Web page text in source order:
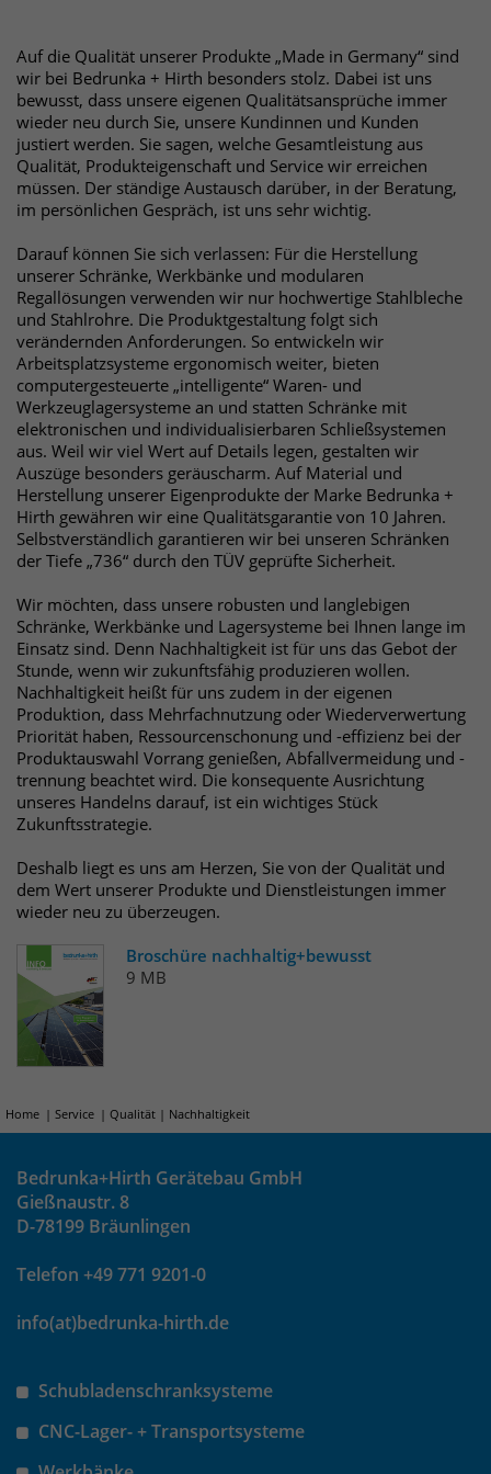
Auf die Qualität unserer Produkte „Made in Germany“ sind
wir bei Bedrunka + Hirth besonders stolz. Dabei ist uns
bewusst, dass unsere eigenen Qualitätsansprüche immer
wieder neu durch Sie, unsere Kundinnen und Kunden
justiert werden. Sie sagen, welche Gesamtleistung aus
Qualität, Produkteigenschaft und Service wir erreichen
müssen. Der ständige Austausch darüber, in der Beratung,
im persönlichen Gespräch, ist uns sehr wichtig.
Darauf können Sie sich verlassen: Für die Herstellung
unserer Schränke, Werkbänke und modularen
Regallösungen verwenden wir nur hochwertige Stahlbleche
und Stahlrohre. Die Produktgestaltung folgt sich
verändernden Anforderungen. So entwickeln wir
Arbeitsplatzsysteme ergonomisch weiter, bieten
computergesteuerte „intelligente“ Waren- und
Werkzeuglagersysteme an und statten Schränke mit
elektronischen und individualisierbaren Schließsystemen
aus. Weil wir viel Wert auf Details legen, gestalten wir
Auszüge besonders geräuscharm. Auf Material und
Herstellung unserer Eigenprodukte der Marke Bedrunka +
Hirth gewähren wir eine Qualitätsgarantie von 10 Jahren.
Selbstverständlich garantieren wir bei unseren Schränken
der Tiefe „736“ durch den TÜV geprüfte Sicherheit.
Wir möchten, dass unsere robusten und langlebigen
Schränke, Werkbänke und Lagersysteme bei Ihnen lange im
Einsatz sind. Denn Nachhaltigkeit ist für uns das Gebot der
Stunde, wenn wir zukunftsfähig produzieren wollen.
Nachhaltigkeit heißt für uns zudem in der eigenen
Produktion, dass Mehrfachnutzung oder Wiederverwertung
Priorität haben, Ressourcenschonung und -effizienz bei der
Produktauswahl Vorrang genießen, Abfallvermeidung und -
trennung beachtet wird. Die konsequente Ausrichtung
unseres Handelns darauf, ist ein wichtiges Stück
Zukunftsstrategie.
Deshalb liegt es uns am Herzen, Sie von der Qualität und
dem Wert unserer Produkte und Dienstleistungen immer
wieder neu zu überzeugen.
Broschüre nachhaltig+bewusst
9 MB
Home Service Qualität | Nachhaltigkeit
Bedrunka+Hirth Gerätebau GmbH
Gießnaustr. 8
D-78199 Bräunlingen
Telefon +49 771 9201-0
info(at)bedrunka-hirth.de
Schubladenschranksysteme
CNC-Lager- + Transportsysteme
Anbieter
Laufzeit 1 Jahr
Zweck
Enthält die gewählten Tracking-Optin-
Einstellungen.
Name _pk_id
Anbieter Matomo
Laufzeit 13 Monate
Zweck
Das Cookie wird von Matomo installiert.
Das Cookie wird verwendet, um
Besucher-, Sitzungs- und
Kampagnendaten zu berechnen und
die Nutzung der Website für den
Analysebericht der Website zu
verfolgen. Die Cookies speichern
Informationen anonym und weisen
eine randoly generierte Nummer zu,
um eindeutige Besucher zu
identifizieren. Die Daten werde lokal
auf unserem Server gespeichert und
sind damit externen Unternehmen
unzugänglich.
Name _pk_ref
Anbieter Matomo
Laufzeit 6 Monate
Zweck
Das Cookie wird von Matomo
instralliert. Das Cookie wird verwendet,
Kampagnendaten zu berechnen und
die Nutzung der Website für den
Analysebericht der Website zu
Informationen anonym und weisen
eine randoly generierte Nummer zu,
Name _pk_ses
Anbieter Matomo
Laufzeit 30 Minuten
Zweck
Das Cookie wird genutzt um temporär
Name _pk_cvar